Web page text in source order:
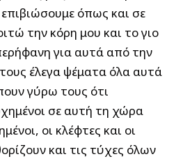
όπως και σε
την κόρη μου και το γιο
για αυτά από την
έλεγα ψέματα όλα αυτά
γύρω τους ότι
σε αυτή τη χώρα
οι κλέφτες και οι
και τις τύχες όλων